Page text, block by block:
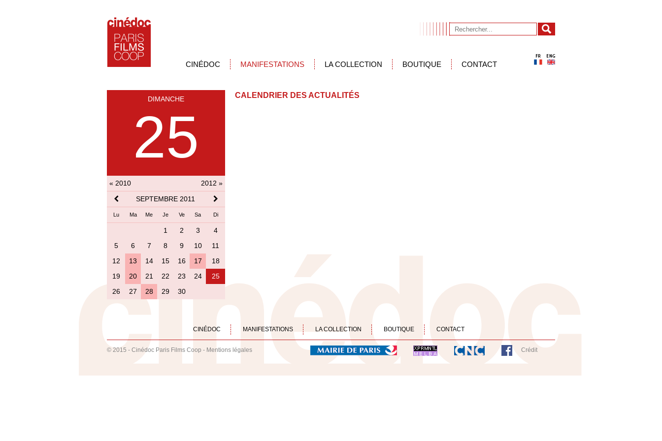
CINÉDOC MANIFESTATIONS LA COLLECTION BOUTIQUE CONTACT
DIMANCHE
25
« 2010
2012 »
SEPTEMBRE 2011
Lu Ma Me Je Ve Sa Di
1 2 3
4
5
6 7 8 9 10
11
12
13 14 15 16 17
18
19
20 21 22 23 24
25
26
27 28 29 30
CALENDRIER DES ACTUALITÉS
CINÉDOC MANIFESTATIONS LA COLLECTION BOUTIQUE CONTACT
© 2015 - Cinédoc Paris Films Coop - Mentions légales Crédit